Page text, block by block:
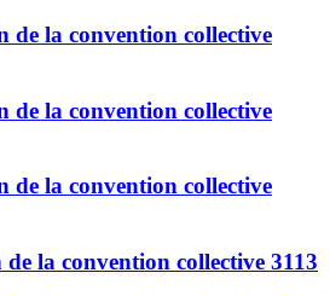
la convention collective
la convention collective
la convention collective
la convention collective 3113